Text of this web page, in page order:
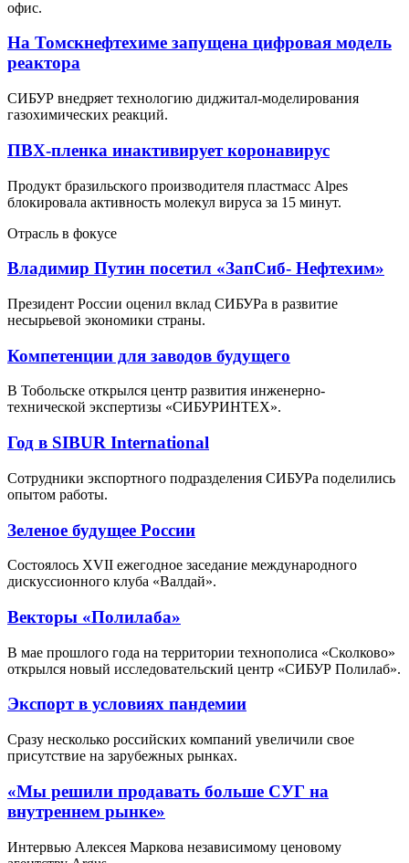
офис.
На Томскнефтехиме запущена цифровая модель
реактора
СИБУР внедряет технологию диджитал-моделирования
газохимических реакций.
ПВХ-пленка инактивирует коронавирус
Продукт бразильского производителя пластмасс Alpes
блокировала активность молекул вируса за 15 минут.
Отрасль в фокусе
Владимир Путин посетил «ЗапСиб- Нефтехим»
Президент России оценил вклад СИБУРа в развитие
несырьевой экономики страны.
Компетенции для заводов будущего
В Тобольске открылся центр развития инженерно-
технической экспертизы «СИБУРИНТЕХ».
Год в SIBUR International
Сотрудники экспортного подразделения СИБУРа поделились
опытом работы.
Зеленое будущее России
Состоялось XVII ежегодное заседание международного
дискуссионного клуба «Валдай».
Векторы «Полилаба»
В мае прошлого года на территории технополиса «Сколково»
открылся новый исследовательский центр «СИБУР Полилаб».
Экспорт в условиях пандемии
Сразу несколько российских компаний увеличили свое
присутствие на зарубежных рынках.
«Мы решили продавать больше СУГ на
внутреннем рынке»
Интервью Алексея Маркова независимому ценовому